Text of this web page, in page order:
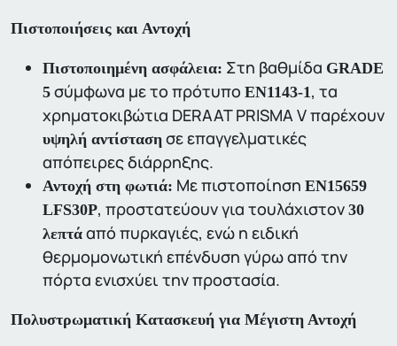
Πιστοποιήσεις και Αντοχή
Πιστοποιημένη ασφάλεια: Στη βαθμίδα GRADE
5 σύμφωνα με το πρότυπο EN1143-1 , τα
χρηματοκιβώτια DERAAT PRISMA V παρέχουν
υψηλή αντίσταση σε επαγγελματικές
απόπειρες διάρρηξης.
Αντοχή στη φωτιά: Με πιστοποίηση EN15659
LFS30P, προστατεύουν για τουλάχιστον 30
λεπτά από πυρκαγιές, ενώ η ειδική
θερμομονωτική επένδυση γύρω από την
πόρτα ενισχύει την προστασία.
Πολυστρωματική Κατασκευή για Μέγιστη Αντοχή